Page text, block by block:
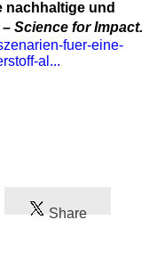
nachhaltige und
– Science for Impact.
fuer-eine-
al...
Share